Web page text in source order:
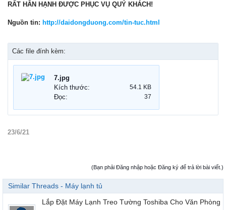
RẤT HÂN HẠNH ĐƯỢC PHỤC VỤ QUÝ KHÁCH!
Nguồn tin: http://daidongduong.com/tin-tuc.html
Các file đính kèm:
7.jpg
Kích thước:
54.1 KB
Đọc: 37
23/6/21
(Bạn phải Đăng nhập hoặc Đăng ký để trả lời bài viết.)
Similar Threads - Máy lạnh tủ
Lắp Đặt Máy Lạnh Treo Tường Toshiba Cho Văn Phòng